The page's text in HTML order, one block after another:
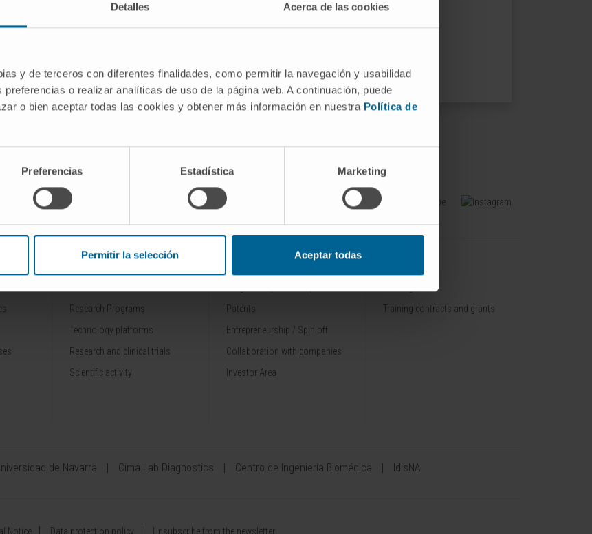
Detalles Acerca de las cookies
y de terceros con diferentes finalidades, como permitir la navegación y usabilidad
o realizar analíticas de uso de la página web. A continuación, puede
o bien aceptar todas las cookies y obtener más información en nuestra Política de
Preferencias Estadística Marketing
Permitir la selección Aceptar todas
Follow us
RESEARCH
Research Programs
Technology platforms
Research and clinical trials
Scientific activity
Patents
Entrepreneurship / Spin off
Collaboration with companies
Investor Area
Training contracts and grants
de Navarra Cima Lab Diagnostics Centro de Ingeniería Biomédica IdisNA
Notice Data protection policy Unsubscribe from the newsletter